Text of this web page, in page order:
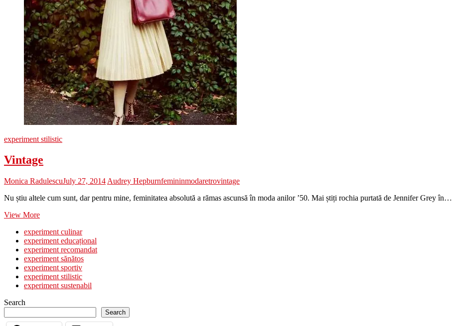
experiment stilistic
Vintage
Monica RadulescuJuly 27, 2014 Audrey Hepburnfemininmodaretrovintage
Nu știu altele cum sunt, dar pentru mine, feminitatea absolută a rămas ascunsă în moda anilor ’50. Mai știți rochia purtată de Jennifer Grey în…
View MoreVintage
experiment culinar
experiment educațional
experiment recomandat
experiment sănătos
experiment sportiv
experiment stilistic
experiment sustenabil
Search
Search